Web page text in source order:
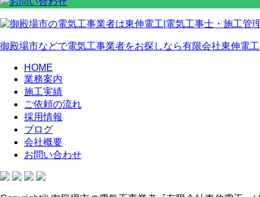
御殿場市などで電気工事業者をお探しなら有限会社東伸電
HOME
業務案内
施工実績
ご依頼の流れ
採用情報
ブログ
会社概要
お問い合わせ